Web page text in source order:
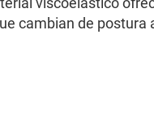
cambian de postura